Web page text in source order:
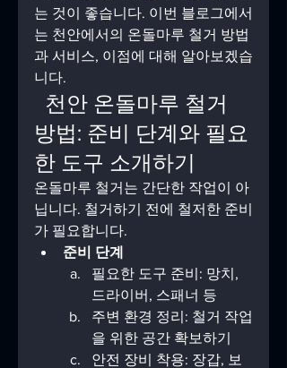
는 것이 좋습니다. 이번 블로그에서
는 천안에서의 온돌마루 철거 방법
과 서비스, 이점에 대해 알아보겠습
니다.
방법: 준비 단계와 필요
한 도구 소개하기
온돌마루 철거는 간단한 작업이 아
닙니다. 철거하기 전에 철저한 준비
가 필요합니다.
준비 단계
필요한 도구 준비: 망치,
드라이버, 스패너 등
주변 환경 정리: 철거 작업
을 위한 공간 확보하기
안전 장비 착용: 장갑, 보